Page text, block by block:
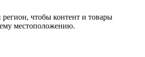
чтобы контент и товары
местоположению.